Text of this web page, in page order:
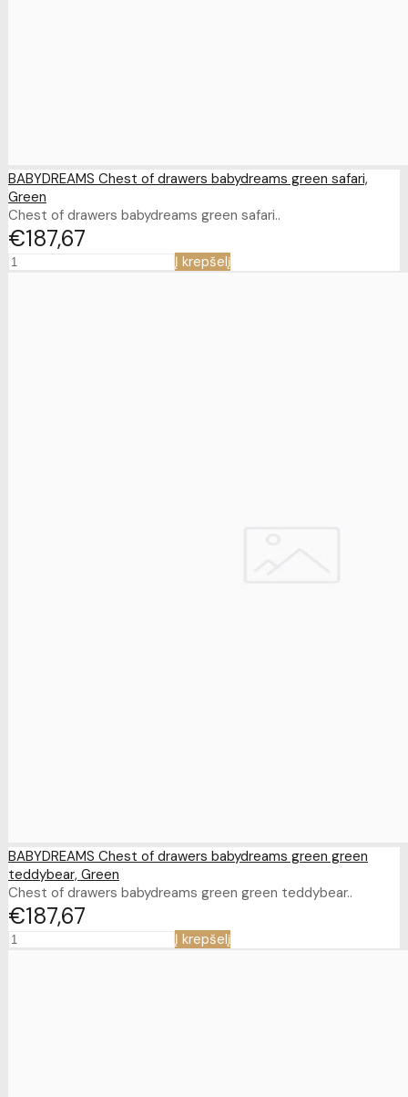
BABYDREAMS Chest of drawers babydreams green safari,
Green
Chest of drawers babydreams green safari..
€18767
Į krepšelį
BABYDREAMS Chest of drawers babydreams green green
teddybear, Green
Chest of drawers babydreams green green teddybear..
€18767
Į krepšelį